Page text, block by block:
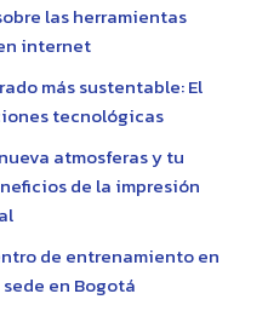
las herramientas
internet
más sustentable: El
tecnológicas
atmosferas y tu
de la impresión
de entrenamiento en
en Bogotá